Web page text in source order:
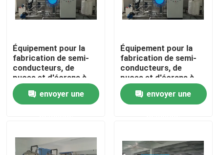
Maison
Produits
Vidéos
À propos de nous
Équipement pour la
fabrication de semi-
conducteurs, de
puces et d'écrans à
écran plat.
envoyer une
Équipement pour la
fabrication de semi-
conducteurs, de
puces et d'écrans à
écran plat.
envoyer une